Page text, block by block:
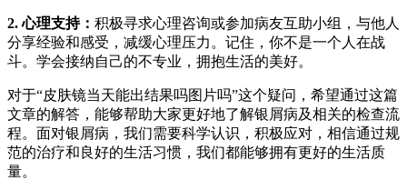
2. 心理支持： 积极寻求心理咨询或参加病友互助小组，与他人
分享经验和感受，减缓心理压力。记住，你不是一个人在战
斗。学会接纳自己的不专业，拥抱生活的美好。
对于“皮肤镜当天能出结果吗图片吗”这个疑问，希望通过这篇
文章的解答，能够帮助大家更好地了解银屑病及相关的检查流
程。面对银屑病，我们需要科学认识，积极应对，相信通过规
范的治疗和良好的生活习惯，我们都能够拥有更好的生活质
量。